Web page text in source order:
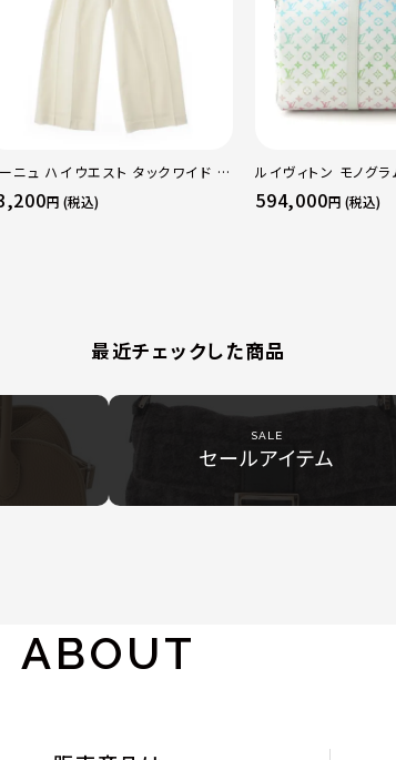
ニュ ハイウエスト タックワイド パ
ボトムス オフホワイト 0
円 (税込)
ルイヴィトン モノグ
ーポルバンドリエー
グ M13915 マルチカ
594,000円 (税込)
最近チェックした商品
SALE
セールアイテム
ABOUT